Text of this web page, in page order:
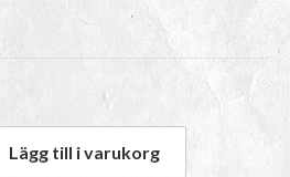
108 Lys bondeblå mängd
Lägg till i varukorg